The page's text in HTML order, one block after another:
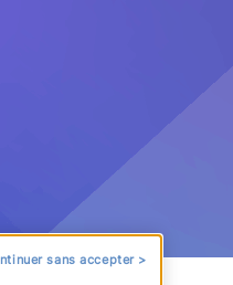
sans accepter >